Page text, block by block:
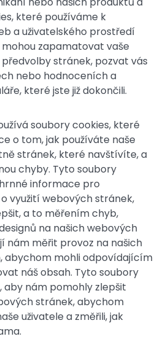
které používáme k
a uživatelského prostředí
zapamatovat vaše
stránek, pozvat vás
nebo hodnoceních a
které jste již dokončili.
soubory cookies, které
o tom, jak používáte naše
stránek, které navštívíte, a
chyby. Tyto soubory
informace pro
využití webových stránek,
a to měřením chyb,
na našich webových
nám měřit provoz na našich
abychom mohli odpovídajícím
náš obsah. Tyto soubory
aby nám pomohly zlepšit
stránek, abychom
uživatele a změřili, jak